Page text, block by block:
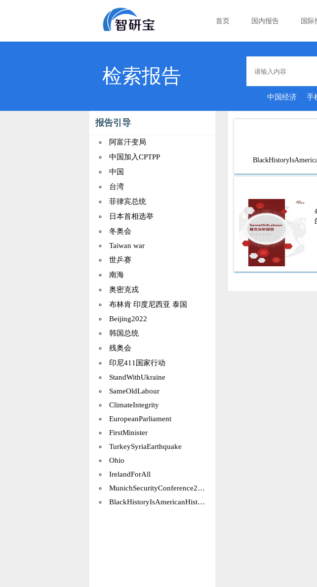
首页 国内报告 国际
检索报告
中国经济 手
报告引导
阿富汗变局
中国加入CPTPP
中国
台湾
菲律宾总统
日本首相选举
冬奥会
Taiwan war
世乒赛
南海
奥密克戎
布林肯 印度尼西亚 泰国
Beijing2022
韩国总统
残奥会
印尼411国家行动
StandWithUkraine
SameOldLabour
ClimateIntegrity
EuropeanParliament
FirstMinister
TurkeySyriaEarthquake
Ohio
IrelandForAll
MunichSecurityConference2023
BlackHistoryIsAmericanHistory